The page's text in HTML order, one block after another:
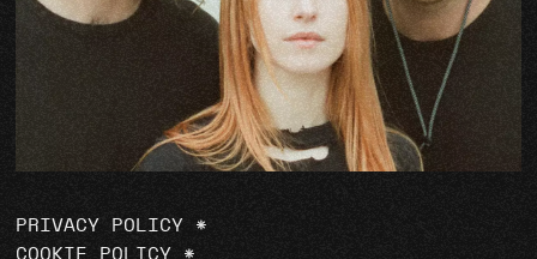
PRIVACY POLICY *
COOKIE POLICY *